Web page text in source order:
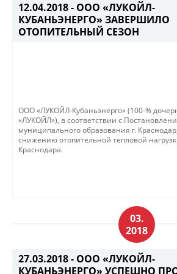
12.04.2018 - ООО «ЛУКОЙЛ-
КУБАНЬЭНЕРГО» ЗАВЕРШИЛО
ОТОПИТЕЛЬНЫЙ СЕЗОН
ООО «ЛУКОЙЛ-Кубаньэнерго» (100-%
«ЛУКОЙЛ»), в соответствии с
муниципального образования г.
снижению отопительной тепловой
Краснодара.
03.
2018
27.03.2018 - ООО «ЛУКОЙЛ-
КУБАНЬЭНЕРГО» УСПЕШНО